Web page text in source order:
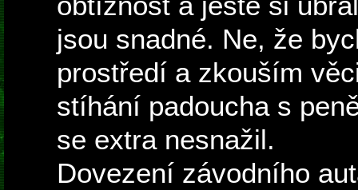
jsou snadné. Ne, že
prostředí a zkouším
stíhání padoucha s
se extra nesnažil.
Dovezení závodního